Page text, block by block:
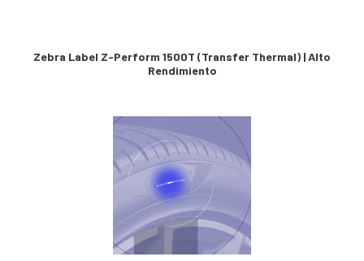
Zebra Label Z-Perform 1500T (Transfer Thermal) | Alto
Rendimiento